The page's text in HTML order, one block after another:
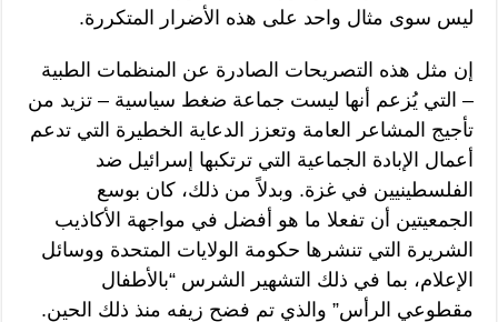
ليس سوى مثال واحد على هذه الأضرار المتكررة.
إن مثل هذه التصريحات الصادرة عن المنظمات الطبية
– التي يُزعم أنها ليست جماعة ضغط سياسية – تزيد من
تأجيج المشاعر العامة وتعزز الدعاية الخطيرة التي تدعم
أعمال الإبادة الجماعية التي ترتكبها إسرائيل ضد
الفلسطينيين في غزة. وبدلاً من ذلك، كان بوسع
الجمعيتين أن تفعلا ما هو أفضل في مواجهة الأكاذيب
الشريرة التي تنشرها حكومة الولايات المتحدة ووسائل
الإعلام، بما في ذلك التشهير الشرس “بالأطفال
مقطوعي الرأس” والذي تم فضح زيفه منذ ذلك الحين.